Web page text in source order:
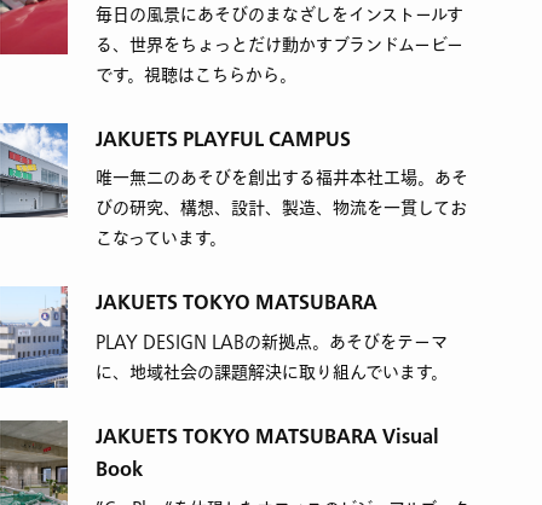
毎日の風景にあそびのまなざしをインストールす
る、世界をちょっとだけ動かすブランドムービー
です。視聴はこちらから。
JAKUETS PLAYFUL CAMPUS
唯一無二のあそびを創出する福井本社工場。あそ
びの研究、構想、設計、製造、物流を一貫してお
こなっています。
JAKUETS TOKYO MATSUBARA
PLAY DESIGN LABの新拠点。あそびをテーマ
に、地域社会の課題解決に取り組んでいます。
JAKUETS TOKYO MATSUBARA Visual
Book